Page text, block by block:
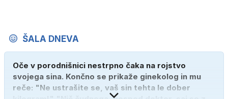
ŠALA DNEVA
Oče v porodnišnici nestrpno čaka na rojstvo
svojega sina. Končno se prikaže ginekolog in mu
reče: "Ne ustrašite se, vaš sin tehta le dober